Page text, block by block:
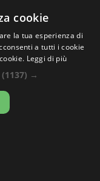
.cocookie
la tua esperienza di
a tutti i cookie
Leggi di più
(1137) →